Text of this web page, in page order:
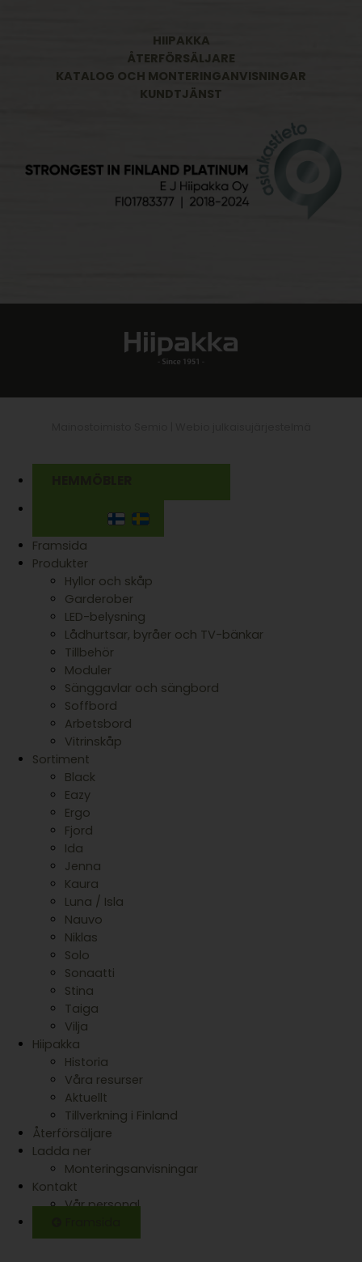
HIIPAKKA
ÅTERFÖRSÄLJARE
KATALOG OCH MONTERINGANVISNINGAR
KUNDTJÄNST
Framsida
Produkter
Hyllor och skåp
Garderober
LED-belysning
Lådhurtsar, byråer och TV-bänkar
Tillbehör
Moduler
Sänggavlar och sängbord
Soffbord
Arbetsbord
Vitrinskåp
Sortiment
Black
Eazy
Ergo
Fjord
Ida
Jenna
Kaura
Luna / Isla
Nauvo
Niklas
Solo
Sonaatti
Stina
Taiga
Vilja
Hiipakka
Historia
Våra resurser
Aktuellt
Tillverkning i Finland
Återförsäljare
Ladda ner
Monteringsanvisningar
Kontakt
Vår personal